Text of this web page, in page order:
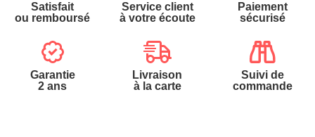
Satisfait
ou remboursé
Service client
à votre écoute
Paiement
sécurisé
Garantie
2 ans
Livraison
à la carte
Suivi de
commande